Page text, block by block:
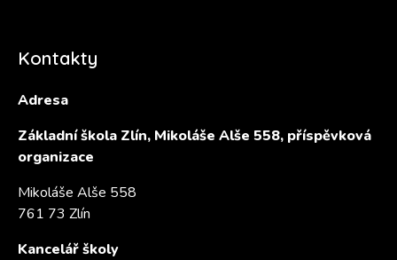
Kontakty
Adresa
Základní škola Zlín, Mikoláše Alše 558, příspěvková
organizace
Mikoláše Alše 558
761 73 Zlín
Kancelář školy